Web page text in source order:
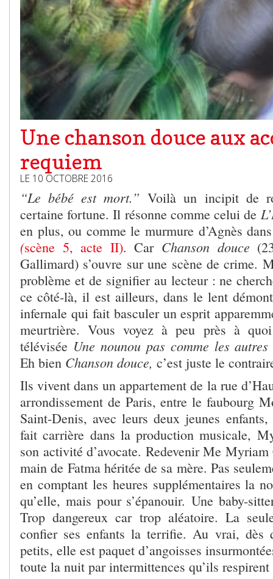
Une chanson douce aux
requiem
LE 10 OCTOBRE 2016
“Le bébé est mort.” Voilà un incipit de
certaine fortune. Il résonne comme celui de
en plus, ou comme le murmure d’Agnès dans
(scène 5, acte II). Car Chanson douce
Gallimard) s’ouvre sur une scène de crime.
problème et de signifier au lecteur : ne
ce côté-là, il est ailleurs, dans le lent
infernale qui fait basculer un esprit
meurtrière. Vous voyez à peu près à
télévisée Une nounou pas comme les autres
Eh bien Chanson douce, c’est juste le
Ils vivent dans un appartement de la rue
arrondissement de Paris, entre le faubourg
Saint-Denis, avec leurs deux jeunes
fait carrière dans la production musicale,
son activité d’avocate. Redevenir Me
main de Fatma héritée de sa mère. Pas
en comptant les heures supplémentaires la
qu’elle, mais pour s’épanouir. Une baby-
Trop dangereux car trop aléatoire. La
confier ses enfants la terrifie. Au vrai, dès
petits, elle est paquet d’angoisses
toute la nuit par intermittences qu’ils respirent